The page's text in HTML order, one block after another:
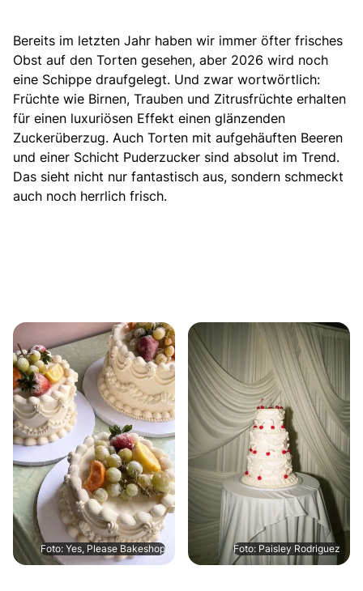
Bereits im letzten Jahr haben wir immer öfter frisches
Obst auf den Torten gesehen, aber 2026 wird noch
eine Schippe draufgelegt. Und zwar wortwörtlich:
Früchte wie Birnen, Trauben und Zitrusfrüchte erhalten
für einen luxuriösen Effekt einen glänzenden
Zuckerüberzug. Auch Torten mit aufgehäuften Beeren
und einer Schicht Puderzucker sind absolut im Trend.
Das sieht nicht nur fantastisch aus, sondern schmeckt
auch noch herrlich frisch.
Foto: Yes, Please Bakeshop Foto: Paisley Rodriguez